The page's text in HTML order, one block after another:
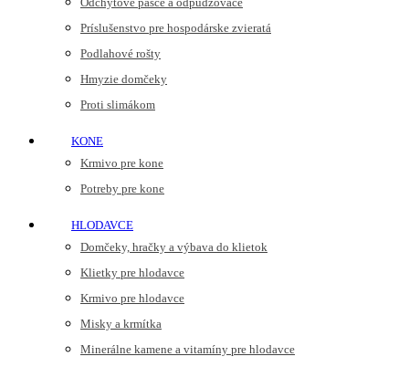
Príslušenstvo pre hospodárske zvieratá
Podlahové rošty
Hmyzie domčeky
Proti slimákom
KONE
Krmivo pre kone
Potreby pre kone
HLODAVCE
Domčeky, hračky a výbava do klietok
Klietky pre hlodavce
Krmivo pre hlodavce
Misky a krmítka
Minerálne kamene a vitamíny pre hlodavce